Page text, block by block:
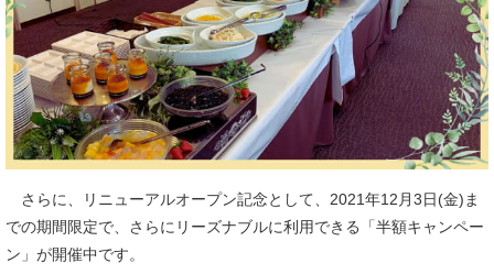
さらに、リニューアルオープン記念として、2021年12月3日(金)ま
での期間限定で、さらにリーズナブルに利用できる「半額キャンペー
ン」が開催中です。